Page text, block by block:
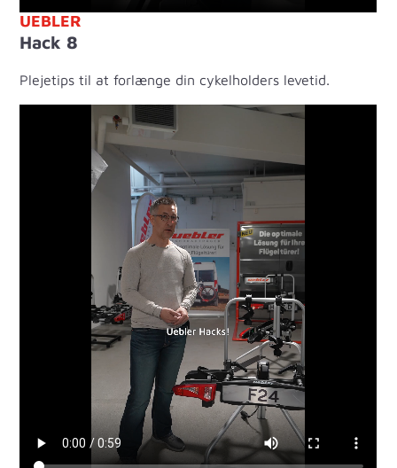
UEBLER
Hack 8
Plejetips til at forlænge din cykelholders levetid.